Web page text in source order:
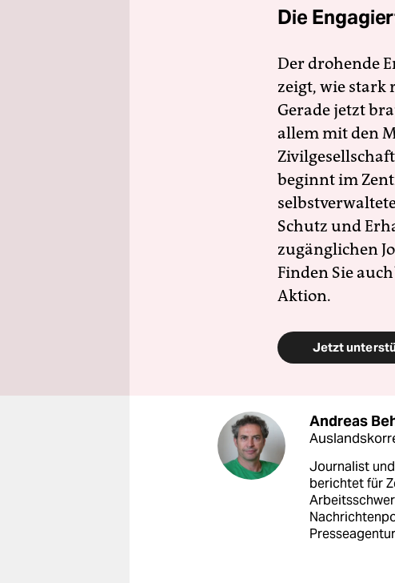
Die
Der drohende
zeigt, wie stark
Gerade jetzt
allem mit den
beginnt im
Schutz und
zugänglichen
Finden Sie
Aktion.
Jetzt
Andreas
Journalist
berichtet für